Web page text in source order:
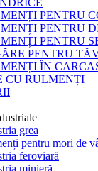
PENTRU
PENTRU
PENTRU
PENTRU
ÎN
CU RULMENȚI
grea
pentru mori de
feroviară
minieră